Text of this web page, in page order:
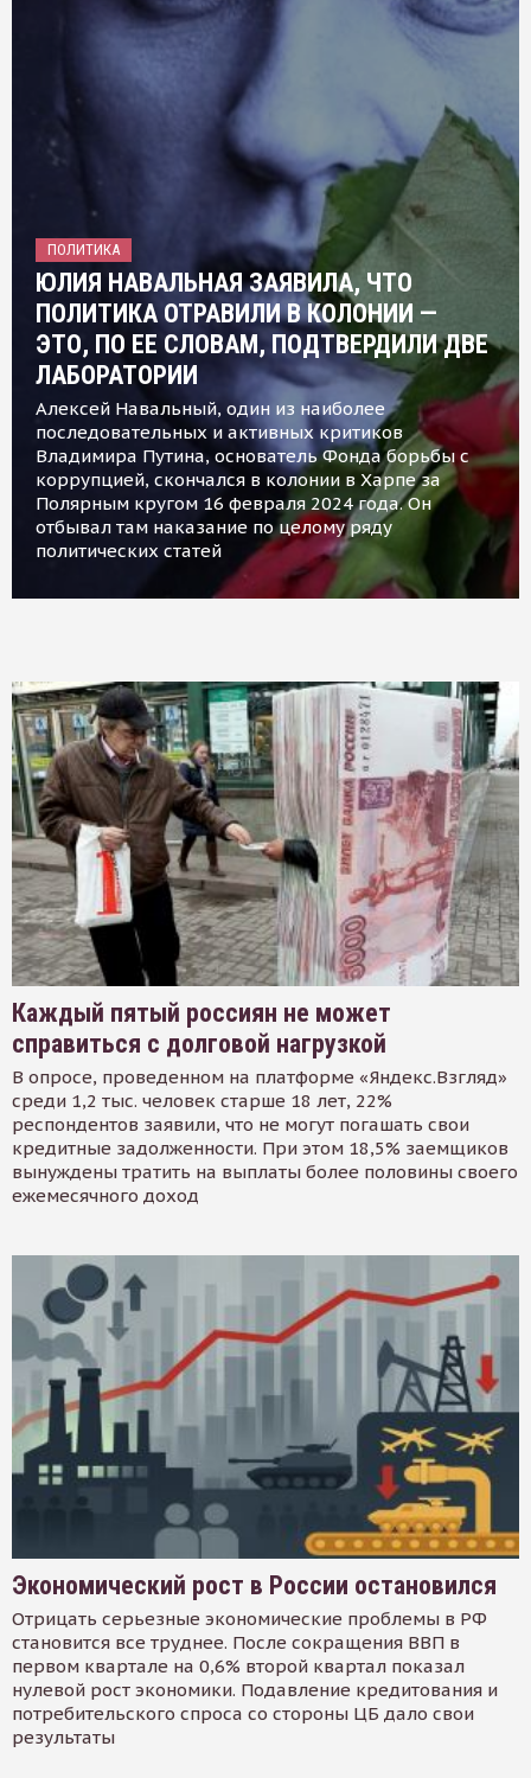
ПОЛИТИКА
ЮЛИЯ НАВАЛЬНАЯ ЗАЯВИЛА, ЧТО
ПОЛИТИКА ОТРАВИЛИ В КОЛОНИИ —
ЭТО, ПО ЕЕ СЛОВАМ, ПОДТВЕРДИЛИ ДВЕ
ЛАБОРАТОРИИ
Алексей Навальный, один из наиболее
последовательных и активных критиков
Владимира Путина, основатель Фонда борьбы с
коррупцией, скончался в колонии в Харпе за
Полярным кругом 16 февраля 2024 года. Он
отбывал там наказание по целому ряду
политических статей
Каждый пятый россиян не может
справиться с долговой нагрузкой
В опросе, проведенном на платформе «Яндекс.Взгляд»
среди 1,2 тыс. человек старше 18 лет, 22%
респондентов заявили, что не могут погашать свои
кредитные задолженности. При этом 18,5% заемщиков
вынуждены тратить на выплаты более половины своего
ежемесячного доход
Экономический рост в России остановился
Отрицать серьезные экономические проблемы в РФ
становится все труднее. После сокращения ВВП в
первом квартале на 0,6% второй квартал показал
нулевой рост экономики. Подавление кредитования и
потребительского спроса со стороны ЦБ дало свои
результаты